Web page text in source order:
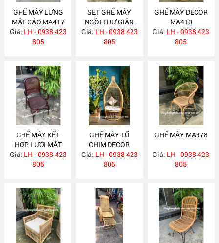
GHẾ MÂY LƯNG
MẮT CÁO MA417
Giá: LH - 0938 423
805
SET GHẾ MÂY
NGỒI THƯ GIÃN
MA416
Giá: LH - 0938 423
805
GHẾ MÂY DECOR
MA410
Giá: LH - 0938 423
805
GHẾ MÂY KẾT
HỢP LƯỚI MẮT
CÁO MA400
Giá: LH - 0938 423
805
GHẾ MÂY TỔ
CHIM DECOR
MA395
Giá: LH - 0938 423
805
GHẾ MÂY MA378
Giá: LH - 0938 423
805